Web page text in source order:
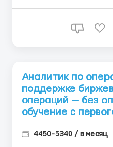
Аналитик по
поддержке
операций — без
обучение с
4450-5340 / в месяц